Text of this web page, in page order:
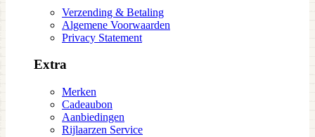
Verzending & Betaling
Algemene Voorwaarden
Privacy Statement
Extra
Merken
Cadeaubon
Aanbiedingen
Rijlaarzen Service